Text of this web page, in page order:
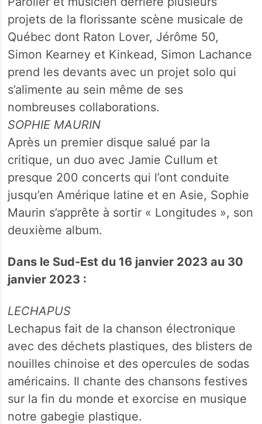
projets de la florissante scène musicale de
Québec dont Raton Lover, Jérôme 50,
Simon Kearney et Kinkead, Simon Lachance
prend les devants avec un projet solo qui
s’alimente au sein même de ses
nombreuses collaborations.
SOPHIE MAURIN
Après un premier disque salué par la
critique, un duo avec Jamie Cullum et
presque 200 concerts qui l’ont conduite
jusqu’en Amérique latine et en Asie, Sophie
Maurin s’apprête à sortir « Longitudes », son
deuxième album.
Dans le Sud-Est du 16 janvier 2023 au 30
janvier 2023 :
LECHAPUS
Lechapus fait de la chanson électronique
avec des déchets plastiques, des blisters de
nouilles chinoise et des opercules de sodas
américains. Il chante des chansons festives
sur la fin du monde et exorcise en musique
notre gabegie plastique.